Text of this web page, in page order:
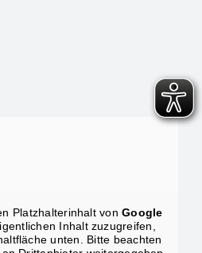
Platzhalterinhalt vonGoogle
Inhalt zuzugreifen,
unten. Bitte beachten